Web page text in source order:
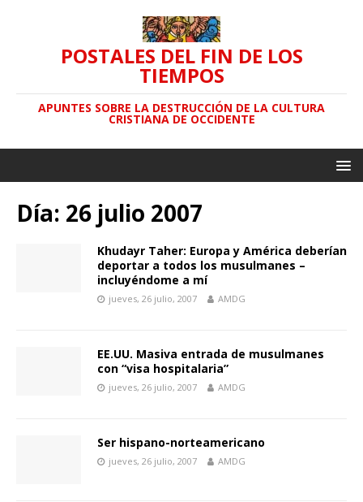
POSTALES DEL FIN DE LOS
TIEMPOS
APUNTES SOBRE LA DESTRUCCIÓN DE LA CULTURA
CRISTIANA DE OCCIDENTE
Día: 26 julio 2007
Khudayr Taher: Europa y América deberían
deportar a todos los musulmanes –
incluyéndome a mí
jueves, 26 julio, 2007 AMDG
EE.UU. Masiva entrada de musulmanes
con “visa hospitalaria”
jueves, 26 julio, 2007 AMDG
Ser hispano-norteamericano
jueves, 26 julio, 2007 AMDG